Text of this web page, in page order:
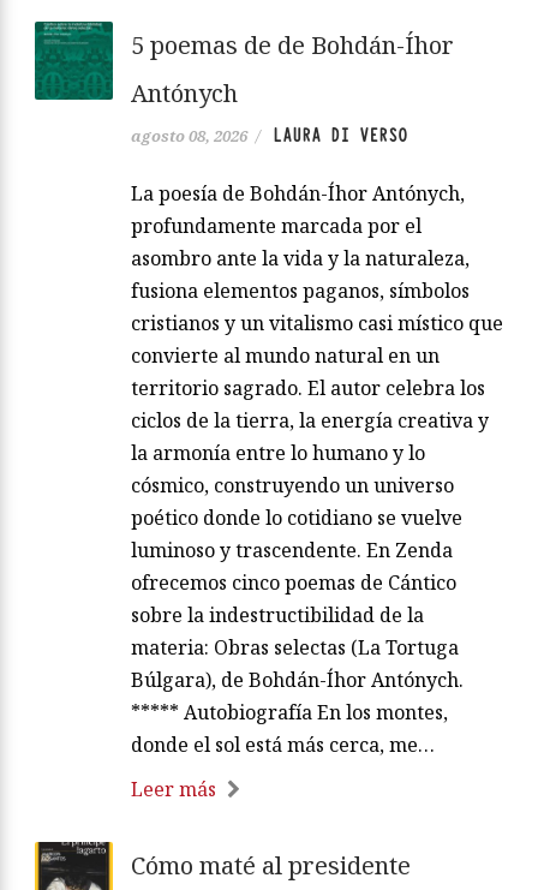
5 poemas de de Bohdán-Íhor
Antónych
agosto 08, 2026 / LAURA DI VERSO
La poesía de Bohdán-Íhor Antónych,
profundamente marcada por el
asombro ante la vida y la naturaleza,
fusiona elementos paganos, símbolos
cristianos y un vitalismo casi místico que
convierte al mundo natural en un
territorio sagrado. El autor celebra los
ciclos de la tierra, la energía creativa y
la armonía entre lo humano y lo
cósmico, construyendo un universo
poético donde lo cotidiano se vuelve
luminoso y trascendente. En Zenda
ofrecemos cinco poemas de Cántico
sobre la indestructibilidad de la
materia: Obras selectas (La Tortuga
Búlgara), de Bohdán-Íhor Antónych.
***** Autobiografía En los montes,
donde el sol está más cerca, me…
Leer más
Cómo maté al presidente